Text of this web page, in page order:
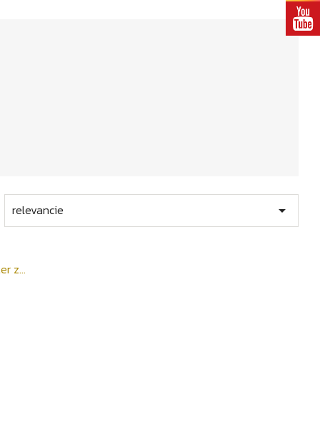
relevancie 